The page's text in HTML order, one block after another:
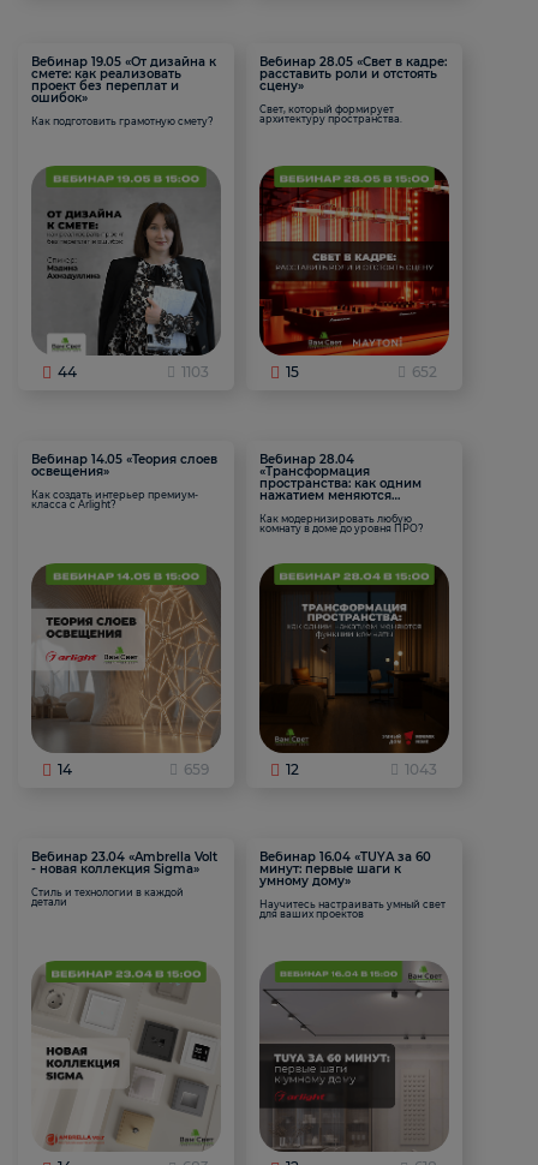
Вебинар 19.05 «От дизайна к
смете: как реализовать
проект без переплат и
ошибок»
Как подготовить грамотную смету?
44 1103
Вебинар 28.05 «Свет в кадре:
расставить роли и отстоять
сцену»
Свет, который формирует
архитектуру пространства.
15 652
Вебинар 14.05 «Теория слоев
освещения»
Как создать интерьер премиум-
класса с Arlight?
14 659
Вебинар 28.04
«Трансформация
пространства: как одним
нажатием меняются
Как модернизировать любую
комнату в доме до уровня ПРО?
12 1043
Вебинар 23.04 «Ambrella Volt
- новая коллекция Sigma»
Стиль и технологии в каждой
детали
Вебинар 16.04 «TUYA за 60
минут: первые шаги к
умному дому»
Научитесь настраивать умный свет
для ваших проектов